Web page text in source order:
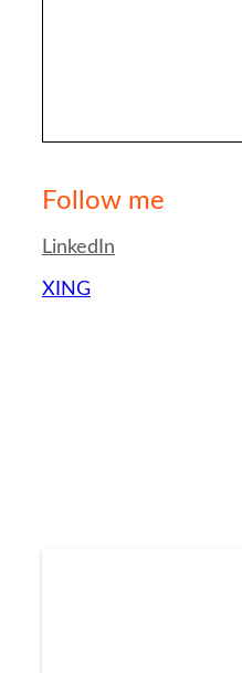
Follow me
LinkedIn
XING